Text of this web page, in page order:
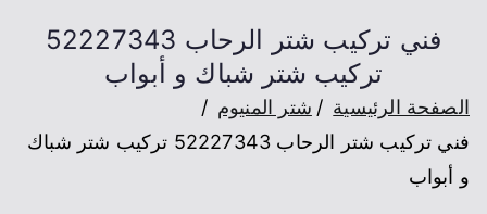
فني تركيب شتر الرحاب 52227343
تركيب شتر شباك و أبواب
الصفحة الرئيسية
شتر المنيوم
فني تركيب شتر الرحاب 52227343 تركيب شتر شباك
و أبواب